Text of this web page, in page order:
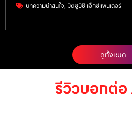
บทความน่าสนใจ, มิตซูบิชิ เอ็กซ์แพนเดอร์
ดูทั้งหมด
รีวิวบอกต่อ